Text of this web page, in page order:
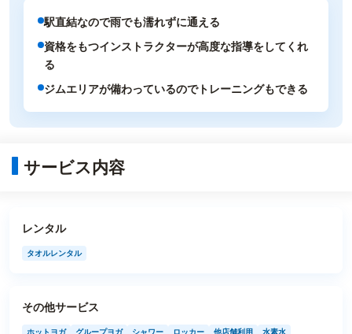
駅直結なので雨でも濡れずに通える
資格をもつインストラクターが高度な指導をしてくれ
る
ジムエリアが備わっているのでトレーニングもできる
サービス内容
レンタル
タオルレンタル
その他サービス
ホットヨガ グループヨガ シャワー ロッカー 他店舗利用 水素水